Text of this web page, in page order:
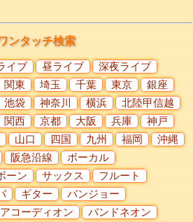
ンタッチ検索
イブ 昼ライブ
深夜ライブ
関東 埼玉 千葉 東京
銀座
池袋 神奈川 横浜
北陸甲信越
関西 京都 大阪 兵庫
神戸
山口 四国 九州 福岡
沖縄
阪急沿線
ボーカル
ーン サックス
フルート
ギター
バンジョー
アコーディオン
バンドネオン